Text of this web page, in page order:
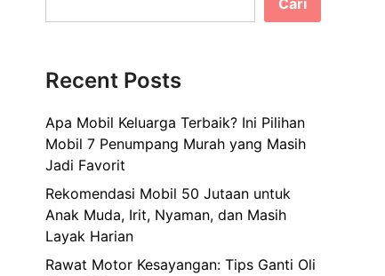
Cari
Recent Posts
Apa Mobil Keluarga Terbaik? Ini Pilihan
Mobil 7 Penumpang Murah yang Masih
Jadi Favorit
Rekomendasi Mobil 50 Jutaan untuk
Anak Muda, Irit, Nyaman, dan Masih
Layak Harian
Rawat Motor Kesayangan: Tips Ganti Oli